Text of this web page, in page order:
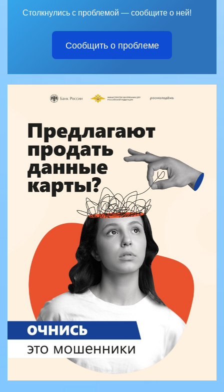
Столкнулись с проблемой — сообщите о ней!
Сообщить о проблеме